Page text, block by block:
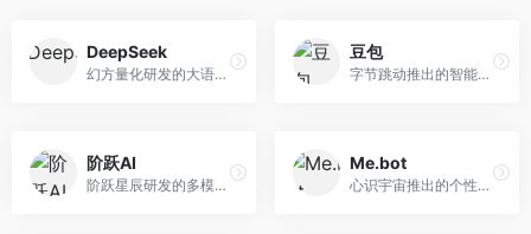
DeepSeek
幻方量化研发的大语言模型平台，专注于深度推理和代码生成能力。面向开发者、研究人员和技术爱好者，提供强大的逻辑推理和数学计算功能，开源生态完善，API接口友好。
豆包
字节跳动推出的智能对话助手平台，提供文本创作、知识问答、英语学习等多种AI服务。面向普通用户和内容创作者，支持多轮对话和文件解析，免费使用，响应速度快，中文理解能力强。
阶跃AI
阶跃星辰研发的多模态大模型平台，支持文本、图像、视频的综合理解与生成。面向创作者和企业客户，提供内容创作、智能分析等服务，多模态能力突出。
Me.bot
心识宇宙推出的个性化AI伴侣，专注于情感交互和个人助理服务。面向个人用户，支持日程管理、情感陪伴、知识问答等功能，交互体验人性化。